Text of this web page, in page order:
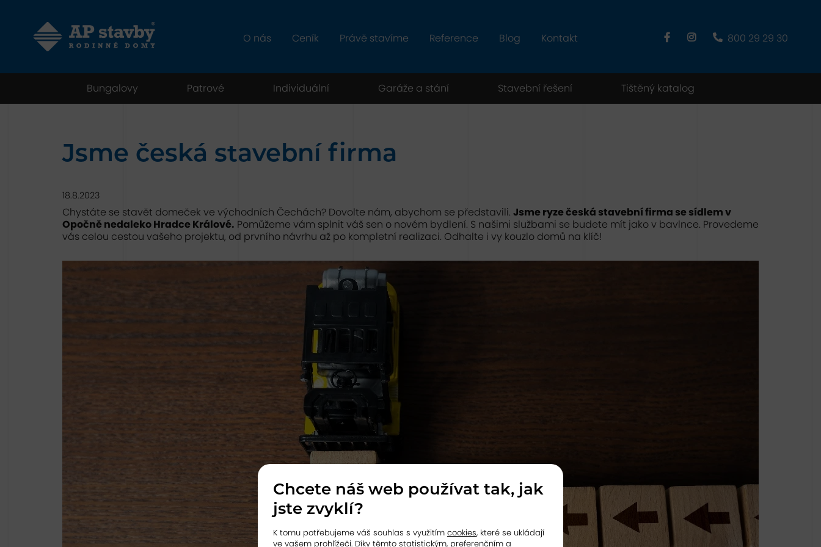
O nás Ceník Právě stavíme Reference Blog Kontakt 800 29 29 30
Bungalovy Patrové Individuální Garáže a stání Stavební řešení Tištěný katalog
Jsme česká stavební firma
18.8.2023
Chystáte se stavět domeček ve východních Čechách? Dovolte nám, abychom se představili. Jsme ryze česká stavební firma se sídlem v
Opočně nedaleko Hradce Králové. Pomůžeme vám splnit váš sen o novém bydlení. S našimi službami se budete mít jako v bavlnce. Provedeme
vás celou cestou vašeho projektu, od prvního návrhu až po kompletní realizaci. Odhalte i vy kouzlo domů na klíč!
Chcete náš web používat tak, jak
jste zvyklí?
K tomu potřebujeme váš souhlas s využitím cookies, které se ukládají
ve vašem prohlížeči. Díky těmto statistickým, preferenčním a